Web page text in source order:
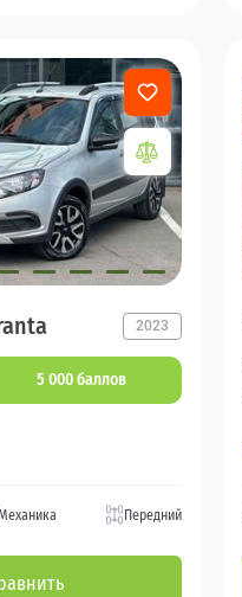
2023
5 000 баллов
Передний